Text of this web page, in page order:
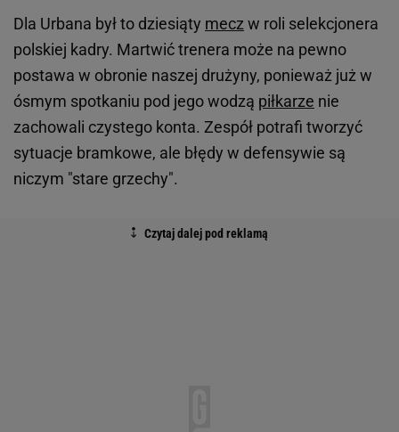
Dla Urbana był to dziesiąty mecz w roli selekcjonera
polskiej kadry. Martwić trenera może na pewno
postawa w obronie naszej drużyny, ponieważ już w
ósmym spotkaniu pod jego wodzą piłkarze nie
zachowali czystego konta. Zespół potrafi tworzyć
sytuacje bramkowe, ale błędy w defensywie są
niczym "stare grzechy".